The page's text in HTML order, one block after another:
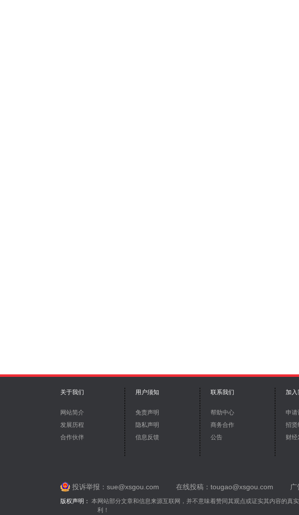
关于我们
网站简介
发展历程
合作伙伴
用户须知
免责声明
隐私声明
信息反馈
联系我们
帮助中心
商务合作
公告
加入
申请
招贤
财经
投诉举报：sue@xsgou.com 在线投稿：tougao@xsgou.com 广
版权声明： 本网站部分文章和信息来源互联网，并不意味着赞同其观点或证实其内容的真
利！